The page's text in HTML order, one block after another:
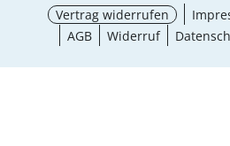
Vertrag widerrufen
AGB
Widerruf